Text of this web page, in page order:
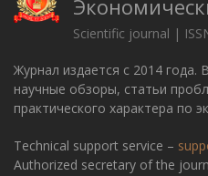
Scientific journal |
Журнал издается с 2014 года.
научные обзоры, статьи
практического характера по
Technical support service –
Authorized secretary of the